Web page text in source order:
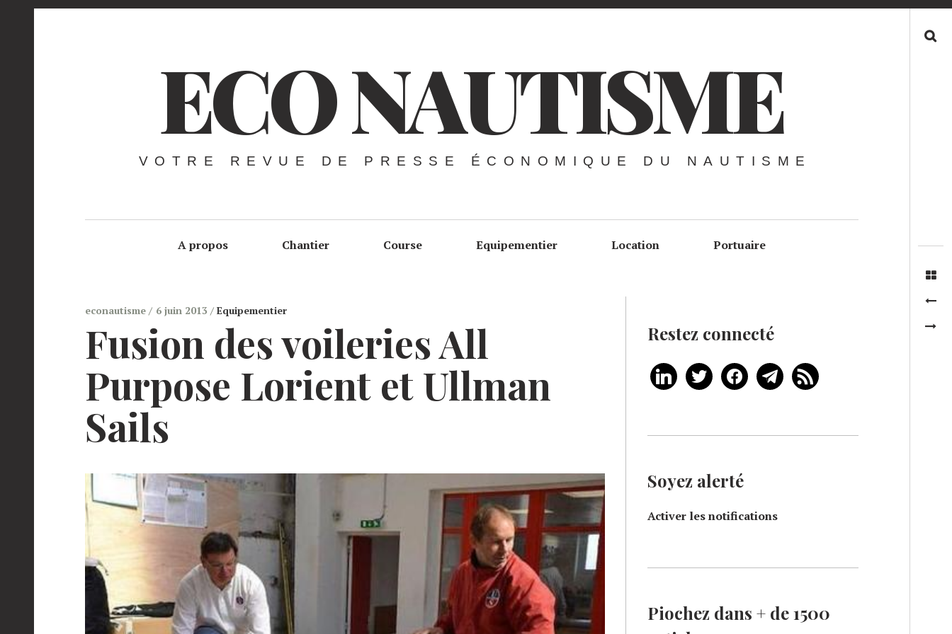
ECO NAUTISME
VOTRE REVUE DE PRESSE ÉCONOMIQUE DU NAUTISME
A propos Chantier Course Equipementier Location Portuaire
econautisme 6 juin 2013 Equipementier
Fusion des voileries All
Purpose Lorient et Ullman
Sails
Restez connecté
Soyez alerté
Activer les notifications
Piochez dans + de 1500